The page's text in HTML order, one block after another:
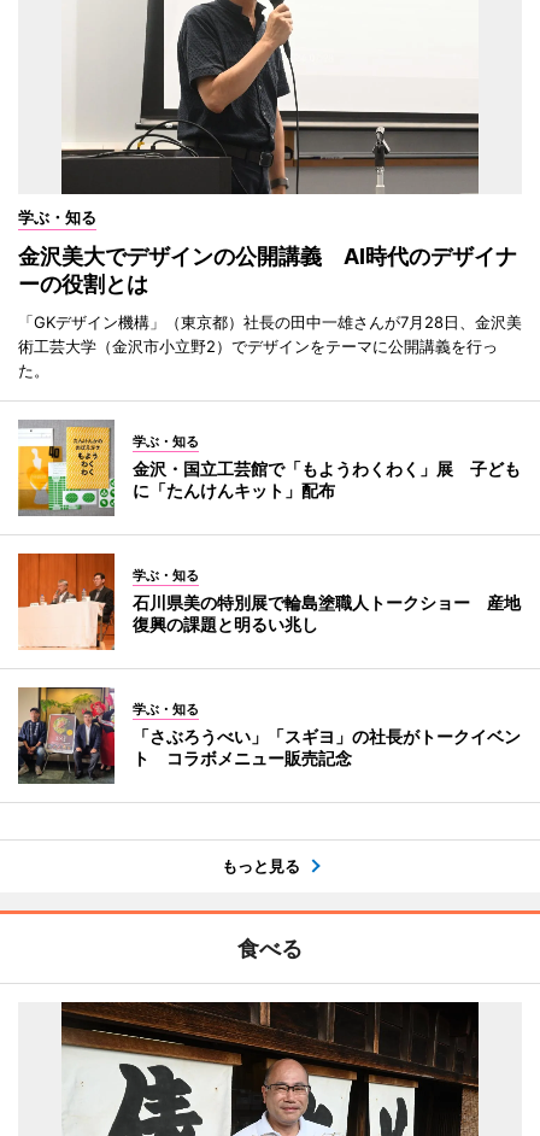
学ぶ・知る
金沢美大でデザインの公開講義 AI時代のデザイナ
ーの役割とは
「GKデザイン機構」（東京都）社長の田中一雄さんが7月28日、金沢美
術工芸大学（金沢市小立野2）でデザインをテーマに公開講義を行っ
た。
学ぶ・知る
金沢・国立工芸館で「もようわくわく」展 子ども
に「たんけんキット」配布
学ぶ・知る
石川県美の特別展で輪島塗職人トークショー 産地
復興の課題と明るい兆し
学ぶ・知る
「さぶろうべい」「スギヨ」の社長がトークイベン
ト コラボメニュー販売記念
もっと見る
食べる